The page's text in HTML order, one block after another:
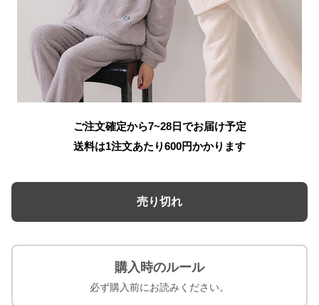
ご注文確定から7~28日でお届け予定
送料は1注文あたり600円かかります
売り切れ
購入時のルール
必ず購入前にお読みください。